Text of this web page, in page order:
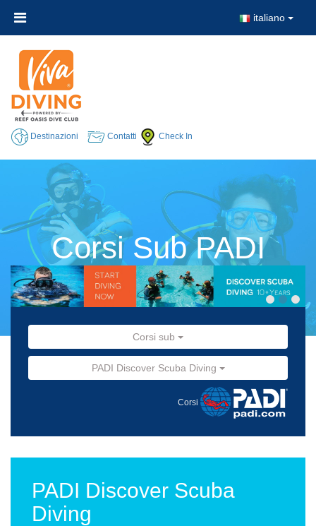
italiano
Destinazioni Contatti Check In
Corsi Sub PADI
Corsi sub
PADI Discover Scuba Diving
Corsi
PADI Discover Scuba
Diving